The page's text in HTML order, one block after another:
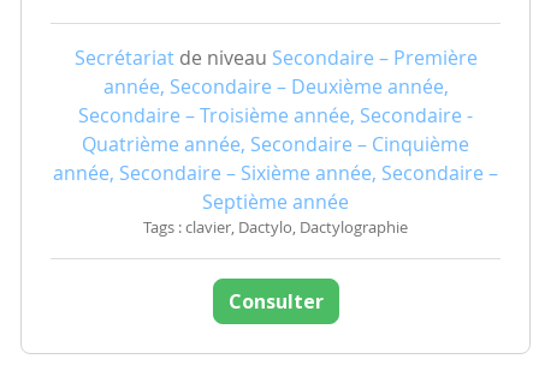
Secrétariatde niveau Secondaire – Première
année, Secondaire – Deuxième année,
Secondaire – Troisième année, Secondaire -
Quatrième année, Secondaire – Cinquième
année, Secondaire – Sixième année, Secondaire –
Septième année
Tags : clavier, Dactylo, Dactylographie
Consulter